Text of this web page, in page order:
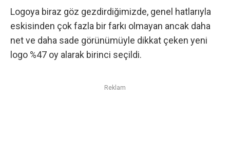
Logoya biraz göz gezdirdiğimizde, genel hatlarıyla
eskisinden çok fazla bir farkı olmayan ancak daha
net ve daha sade görünümüyle dikkat çeken yeni
logo %47 oy alarak birinci seçildi.
Reklam